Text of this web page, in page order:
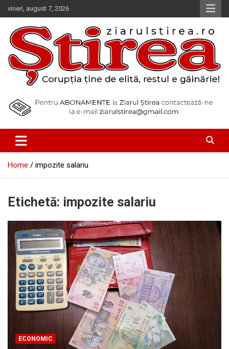
Skip
to
content
vineri, august 7, 2026
Ziarul Știrea
Home impozite salariu
Etichetă: impozite salariu
ECONOMIC